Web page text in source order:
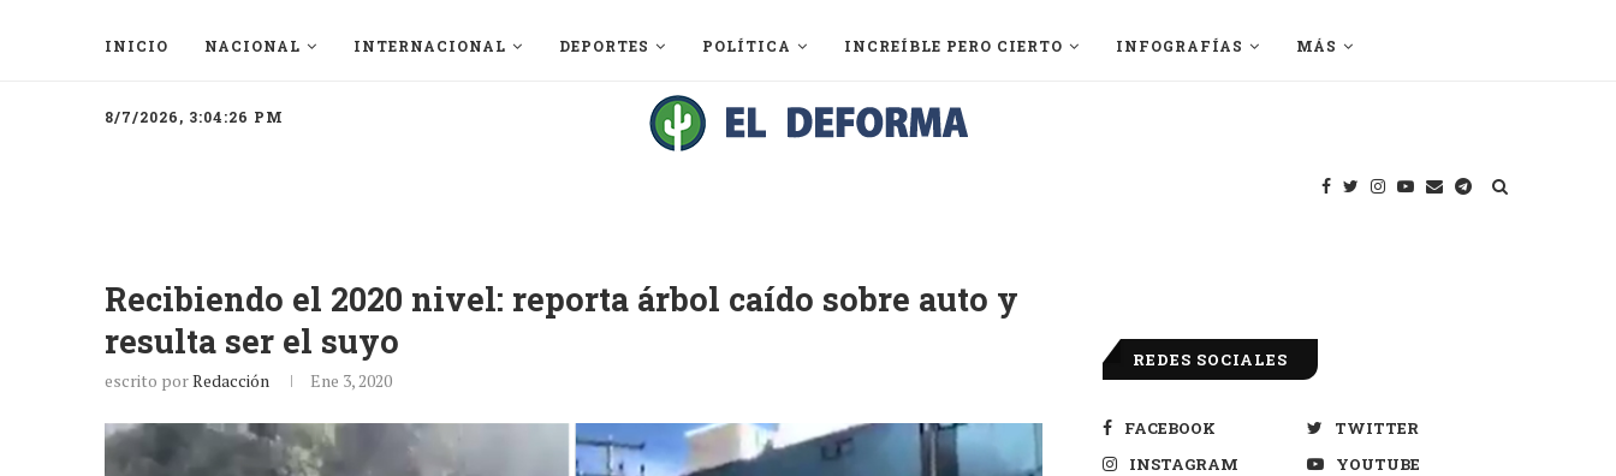
INICIO NACIONAL INTERNACIONAL DEPORTES POLÍTICA INCREÍBLE PERO CIERTO INFOGRAFÍAS MÁS
8/7/2026, 3:04:26 PM
Recibiendo el 2020 nivel: reporta árbol caído sobre auto y
resulta ser el suyo
escrito porRedacción Ene 3, 2020
REDES SOCIALES
FACEBOOK
TWITTER
INSTAGRAM
YOUTUBE